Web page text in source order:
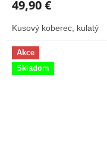
49,90 €
Kusový koberec, kulatý
Akce
Skladom